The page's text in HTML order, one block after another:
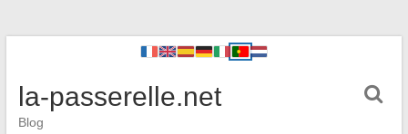
la-passerelle.net
Blog